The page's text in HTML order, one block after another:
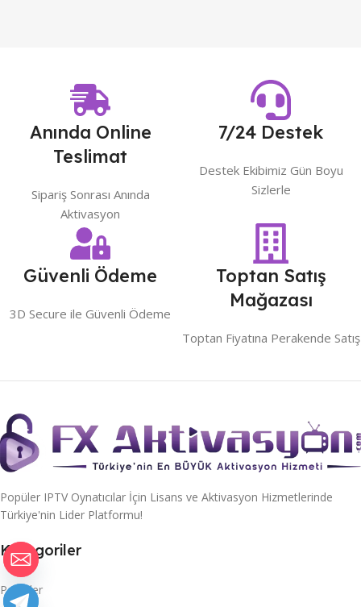
Anında Online
Teslimat
Sipariş Sonrası Anında
Aktivasyon
7/24 Destek
Destek Ekibimiz Gün Boyu
Sizlerle
Güvenli Ödeme
3D Secure ile Güvenli Ödeme
Toptan Satış
Mağazası
Toptan Fiyatına Perakende Satış
Popüler IPTV Oynatıcılar İçin Lisans ve Aktivasyon Hizmetlerinde
Türkiye'nin Lider Platformu!
Kategoriler
Paketler